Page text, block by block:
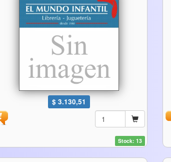
$ 3.130,51
Stock: 13